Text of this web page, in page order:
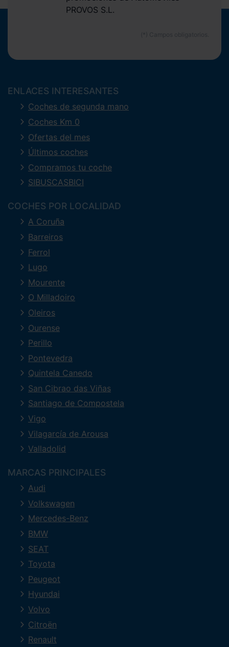
PROVOS S.L.
ENLACES INTERESANTES
Coches de segunda mano
Coches Km 0
Ofertas del mes
Últimos coches
Compramos tu coche
SIBUSCASBICI
COCHES POR LOCALIDAD
A Coruña
Barreiros
Ferrol
Lugo
Mourente
O Milladoiro
Oleiros
Ourense
Perillo
Pontevedra
Quintela Canedo
San Cibrao das Viñas
Santiago de Compostela
Vigo
Vilagarcía de Arousa
Valladolid
MARCAS PRINCIPALES
Audi
Volkswagen
Mercedes-Benz
BMW
SEAT
Toyota
Peugeot
Hyundai
Volvo
Citroën
Renault